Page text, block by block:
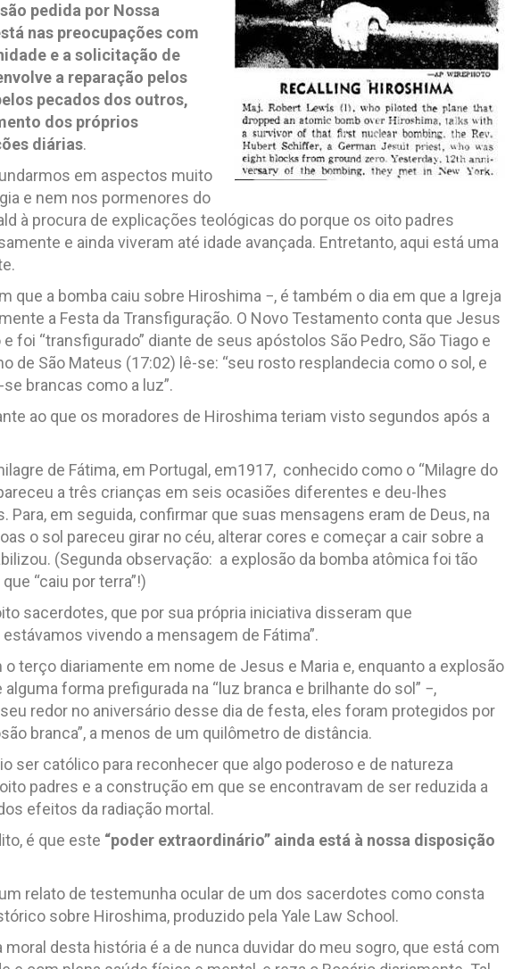
pedida por Nossa
nas preocupações com
e a solicitação de
a reparação pelos
pecados dos outros,
dos próprios
diárias.
em aspectos muito
e nem nos pormenores do
à procura de explicações teológicas do porque os oito padres
e ainda viveram até idade avançada. Entretanto, aqui está uma
que a bomba caiu sobre Hiroshima −, é também o dia em que a Igreja
a Festa da Transfiguração. O Novo Testamento conta que Jesus
foi “transfigurado” diante de seus apóstolos São Pedro, São Tiago e
de São Mateus (17:02) lê-se: “seu rosto resplandecia como o sol, e
brancas como a luz”.
ao que os moradores de Hiroshima teriam visto segundos após a
de Fátima, em Portugal, em1917, conhecido como o “Milagre do
a três crianças em seis ocasiões diferentes e deu-lhes
Para, em seguida, confirmar que suas mensagens eram de Deus, na
o sol pareceu girar no céu, alterar cores e começar a cair sobre a
(Segunda observação: a explosão da bomba atômica foi tão
“caiu por terra”!)
sacerdotes, que por sua própria iniciativa disseram que
vivendo a mensagem de Fátima”.
terço diariamente em nome de Jesus e Maria e, enquanto a explosão
forma prefigurada na “luz branca e brilhante do sol” −,
redor no aniversário desse dia de festa, eles foram protegidos por
branca”, a menos de um quilômetro de distância.
ser católico para reconhecer que algo poderoso e de natureza
padres e a construção em que se encontravam de ser reduzida a
efeitos da radiação mortal.
é que este “poder extraordinário” ainda está à nossa disposição
relato de testemunha ocular de um dos sacerdotes como consta
sobre Hiroshima, produzido pela Yale Law School.
moral desta história é a de nunca duvidar do meu sogro, que está com